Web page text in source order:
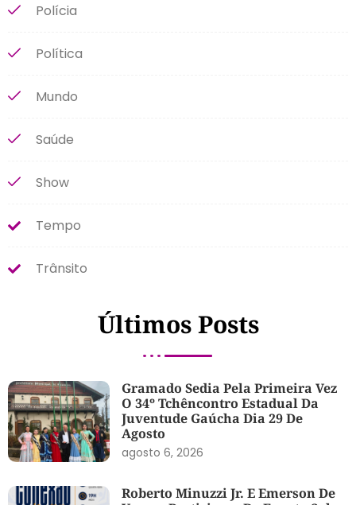
Polícia
Política
Mundo
Saúde
Show
Tempo
Trânsito
Últimos Posts
Gramado Sedia Pela Primeira Vez
O 34º Tchêncontro Estadual Da
Juventude Gaúcha Dia 29 De
Agosto
agosto 6, 2026
Roberto Minuzzi Jr. E Emerson De